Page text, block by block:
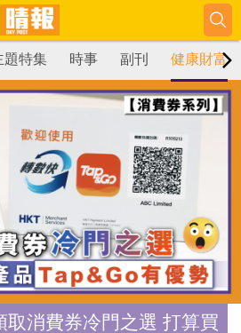
題特集 時事 副刊 健康財富
取消費券冷門之選 打算買